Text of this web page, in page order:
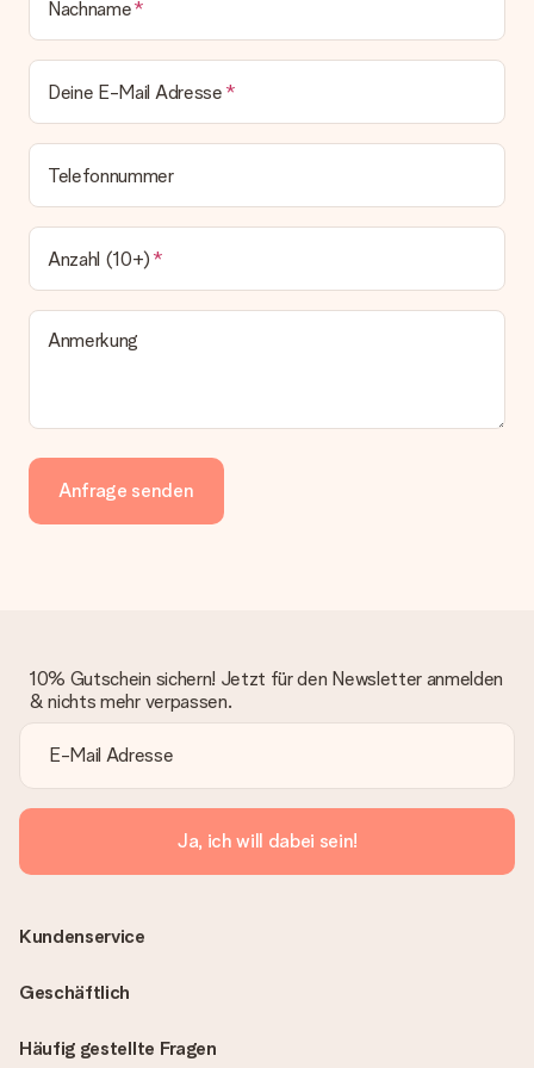
Nachname
Deine E-Mail Adresse
Telefonnummer
Anzahl (10+)
Anmerkung
Anfrage senden
10% Gutschein sichern! Jetzt für den Newsletter anmelden
& nichts mehr verpassen.
Ja, ich will dabei sein!
Häufig gestellte Fragen
Kundenservice
Geschäftlich